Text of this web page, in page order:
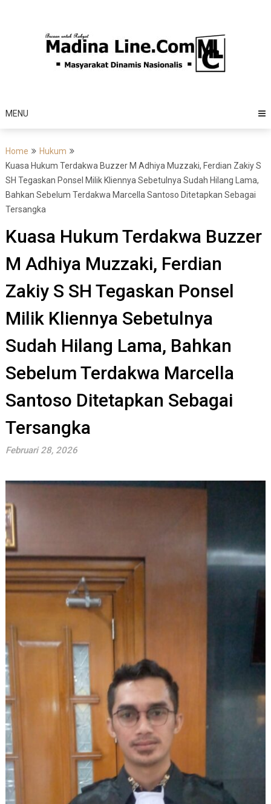
MENU
Home
Hukum
Kuasa Hukum Terdakwa Buzzer M Adhiya Muzzaki, Ferdian Zakiy S
SH Tegaskan Ponsel Milik Kliennya Sebetulnya Sudah Hilang Lama,
Bahkan Sebelum Terdakwa Marcella Santoso Ditetapkan Sebagai
Tersangka
Kuasa Hukum Terdakwa Buzzer
M Adhiya Muzzaki, Ferdian
Zakiy S SH Tegaskan Ponsel
Milik Kliennya Sebetulnya
Sudah Hilang Lama, Bahkan
Sebelum Terdakwa Marcella
Santoso Ditetapkan Sebagai
Tersangka
Februari 28, 2026